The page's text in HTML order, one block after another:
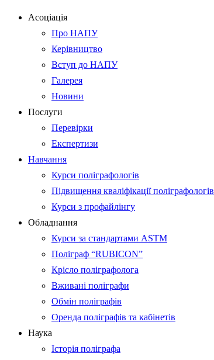
Асоціація
Про НАПУ
Керівництво
Вступ до НАПУ
Галерея
Новини
Послуги
Перевірки
Експертизи
Навчання
Курси поліграфологів
Підвищення кваліфікації поліграфологів
Курси з профайлінгу
Обладнання
Курси за стандартами ASTM
Поліграф “RUBICON”
Крісло поліграфолога
Вживані поліграфи
Обмін поліграфів
Оренда поліграфів та кабінетів
Наука
Історія поліграфа